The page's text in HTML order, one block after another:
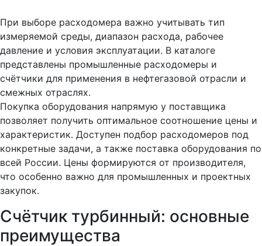
При выборе расходомера важно учитывать тип
измеряемой среды, диапазон расхода, рабочее
давление и условия эксплуатации. В каталоге
представлены промышленные расходомеры и
счётчики для применения в нефтегазовой отрасли и
смежных отраслях.
Покупка оборудования напрямую у поставщика
позволяет получить оптимальное соотношение цены и
характеристик. Доступен подбор расходомеров под
конкретные задачи, а также поставка оборудования по
всей России. Цены формируются от производителя,
что особенно важно для промышленных и проектных
закупок.
Счётчик турбинный: основные
преимущества